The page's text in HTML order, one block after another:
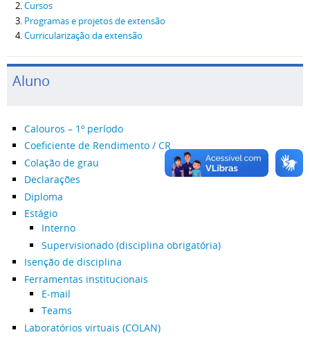
Cursos
Programas e projetos de extensão
Curricularização da extensão
Aluno
Calouros – 1º período
Coeficiente de Rendimento / CR
Colação de grau
Declarações
Diploma
Estágio
Interno
Supervisionado (disciplina obrigatória)
Isenção de disciplina
Ferramentas institucionais
E-mail
Teams
Laboratórios virtuais (COLAN)